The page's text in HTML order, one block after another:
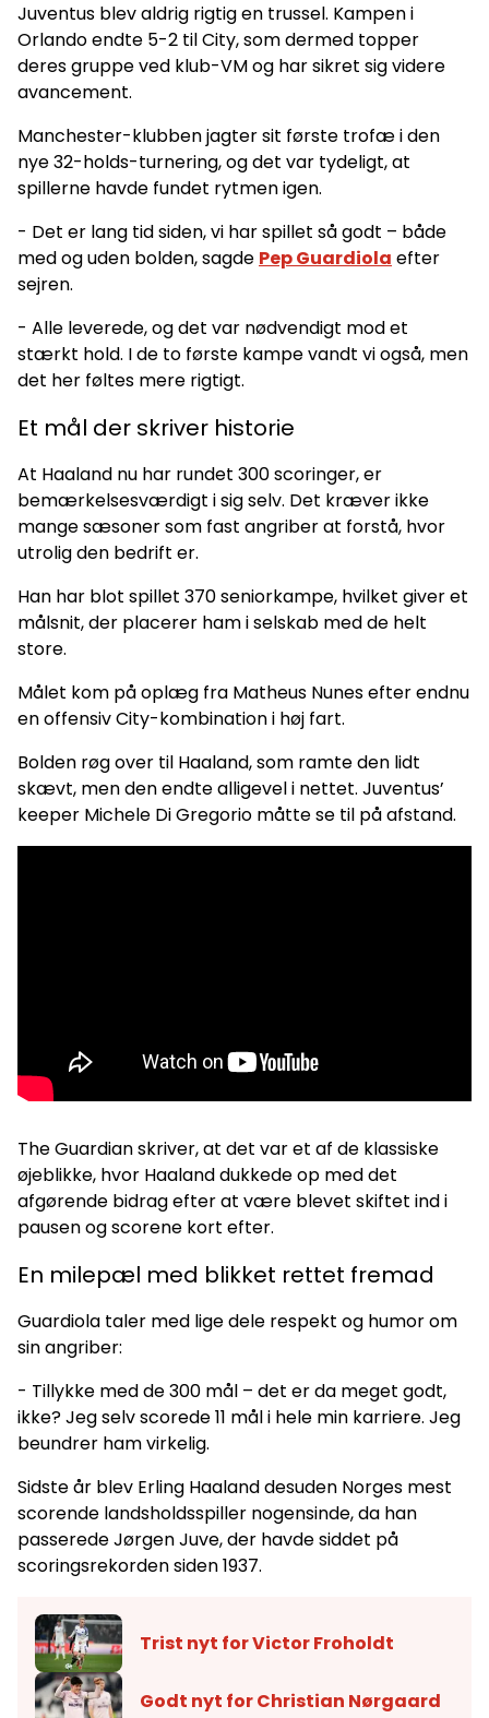
Juventus blev aldrig rigtig en trussel. Kampen i
Orlando endte 5-2 til City, som dermed topper
deres gruppe ved klub-VM og har sikret sig videre
avancement.
Manchester-klubben jagter sit første trofæ i den
nye 32-holds-turnering, og det var tydeligt, at
spillerne havde fundet rytmen igen.
- Det er lang tid siden, vi har spillet så godt – både
med og uden bolden, sagde Pep Guardiola efter
sejren.
- Alle leverede, og det var nødvendigt mod et
stærkt hold. I de to første kampe vandt vi også, men
det her føltes mere rigtigt.
Et mål der skriver historie
At Haaland nu har rundet 300 scoringer, er
bemærkelsesværdigt i sig selv. Det kræver ikke
mange sæsoner som fast angriber at forstå, hvor
utrolig den bedrift er.
Han har blot spillet 370 seniorkampe, hvilket giver et
målsnit, der placerer ham i selskab med de helt
store.
Målet kom på oplæg fra Matheus Nunes efter endnu
en offensiv City-kombination i høj fart.
Bolden røg over til Haaland, som ramte den lidt
skævt, men den endte alligevel i nettet. Juventus’
keeper Michele Di Gregorio måtte se til på afstand.
The Guardian skriver, at det var et af de klassiske
øjeblikke, hvor Haaland dukkede op med det
afgørende bidrag efter at være blevet skiftet ind i
pausen og scorene kort efter.
En milepæl med blikket rettet fremad
Guardiola taler med lige dele respekt og humor om
sin angriber:
- Tillykke med de 300 mål – det er da meget godt,
ikke? Jeg selv scorede 11 mål i hele min karriere. Jeg
beundrer ham virkelig.
Sidste år blev Erling Haaland desuden Norges mest
scorende landsholdsspiller nogensinde, da han
passerede Jørgen Juve, der havde siddet på
scoringsrekorden siden 1937.
Trist nyt for Victor Froholdt
Godt nyt for Christian Nørgaard